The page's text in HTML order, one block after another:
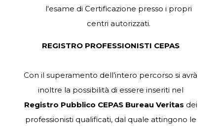
l'esame di Certificazione presso i propri
centri autorizzati.
REGISTRO PROFESSIONISTI CEPAS
Con il superamento dell’intero percorso si avrà
inoltre la possibilità di essere inseriti nel
Registro Pubblico CEPAS Bureau Veritas dei
professionisti qualificati, dal quale attingono le